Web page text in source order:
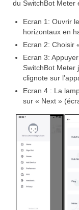
du SwitchBot Meter
Ecran 1: Ouvrir
horizontaux en
Ecran 2: Choisir
Ecran 3:
SwitchBot Meter
clignote sur
Ecran 4 : La
sur « Next »